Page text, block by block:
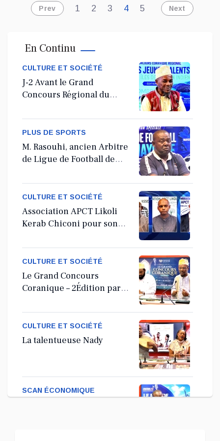
Prev 1 2 3 4 5 Next
En Continu
CULTURE ET SOCIÉTÉ
J-2 Avant le Grand
Concours Régional du
PLUS DE SPORTS
M. Rasouhi, ancien Arbitre
de Ligue de Football de
CULTURE ET SOCIÉTÉ
Association APCT Likoli
Kerab Chiconi pour son
Ordinaire
CULTURE ET SOCIÉTÉ
Le Grand Concours
Coranique – 2Édition par
Cour'an
CULTURE ET SOCIÉTÉ
La talentueuse Nady
SCAN ÉCONOMIQUE